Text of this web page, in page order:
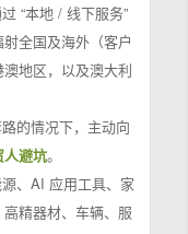
“本地 / 线下服务”
全国及海外（客户
地区，以及澳大利
的情况下，主动向
避坑。
、AI 应用工具、家
精器材、车辆、服